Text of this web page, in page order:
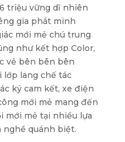
triệu vững dĩ nhiên
gia phát minh
mới mẻ chú trung
như kết hợp Color,
vẻ bên bên bên
lớp lang chế tác
ký cam kết, xe điện
mới mẻ mang đến
mới mẻ tại nhiều lựa
nghề quánh biệt.